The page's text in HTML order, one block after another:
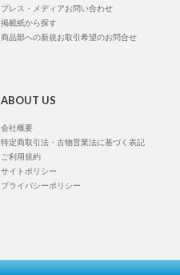
プレス・メディアお問い合わせ
掲載紙から探す
商品部への新規お取引希望のお問合せ
ABOUT US
会社概要
特定商取引法・古物営業法に基づく表記
ご利用規約
サイトポリシー
プライバシーポリシー